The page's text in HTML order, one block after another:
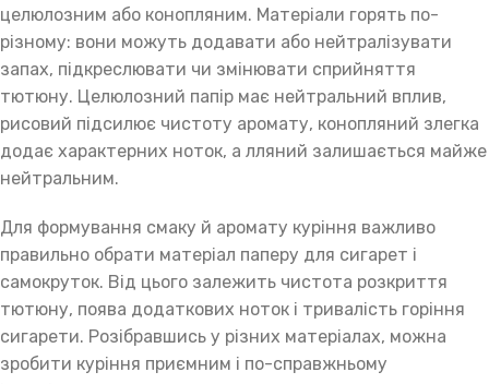
целюлозним або конопляним. Матеріали горять по-
різному: вони можуть додавати або нейтралізувати
запах, підкреслювати чи змінювати сприйняття
тютюну. Целюлозний папір має нейтральний вплив,
рисовий підсилює чистоту аромату, конопляний злегка
додає характерних ноток, а лляний залишається майже
нейтральним.
Для формування смаку й аромату куріння важливо
правильно обрати матеріал паперу для сигарет і
самокруток. Від цього залежить чистота розкриття
тютюну, поява додаткових ноток і тривалість горіння
сигарети. Розібравшись у різних матеріалах, можна
зробити куріння приємним і по-справжньому